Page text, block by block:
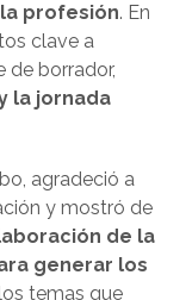
profesión. En
clave a
de borrador,
la jornada
agradeció a
y mostró de
de la
generar los
temas que